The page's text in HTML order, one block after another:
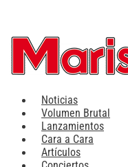
contenido
Noticias
Volumen Brutal
Lanzamientos
Cara a Cara
Artículos